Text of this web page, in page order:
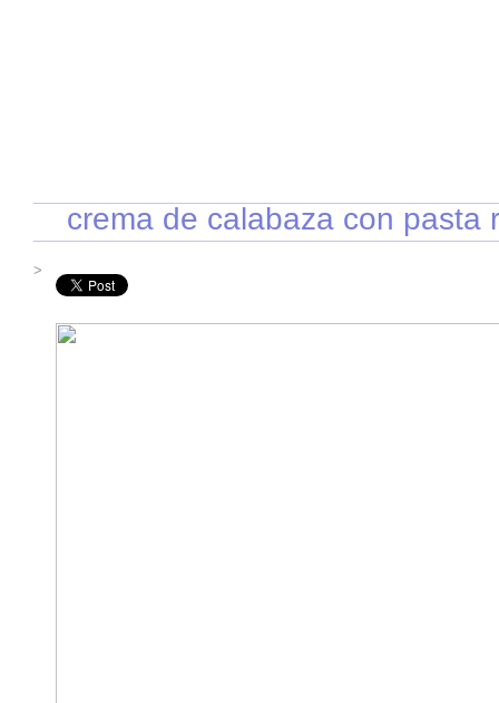
crema de calabaza con pasta
>